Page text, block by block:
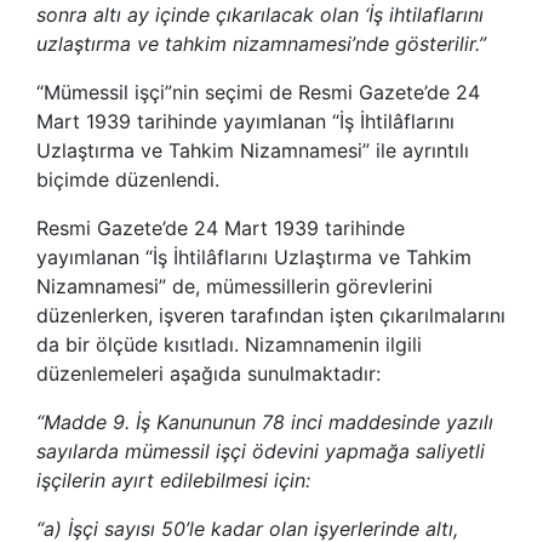
sonra altı ay içinde çıkarılacak olan ‘İş ihtilaflarını
uzlaştırma ve tahkim nizamnamesi’nde gösterilir.”
“Mümessil işçi”nin seçimi de Resmi Gazete’de 24
Mart 1939 tarihinde yayımlanan “İş İhtilâflarını
Uzlaştırma ve Tahkim Nizamnamesi” ile ayrıntılı
biçimde düzenlendi.
Resmi Gazete’de 24 Mart 1939 tarihinde
yayımlanan “İş İhtilâflarını Uzlaştırma ve Tahkim
Nizamnamesi” de, mümessillerin görevlerini
düzenlerken, işveren tarafından işten çıkarılmalarını
da bir ölçüde kısıtladı. Nizamnamenin ilgili
düzenlemeleri aşağıda sunulmaktadır:
“Madde 9. İş Kanununun 78 inci maddesinde yazılı
sayılarda mümessil işçi ödevini yapmağa saliyetli
işçilerin ayırt edilebilmesi için:
“a) İşçi sayısı 50’le kadar olan işyerlerinde altı,